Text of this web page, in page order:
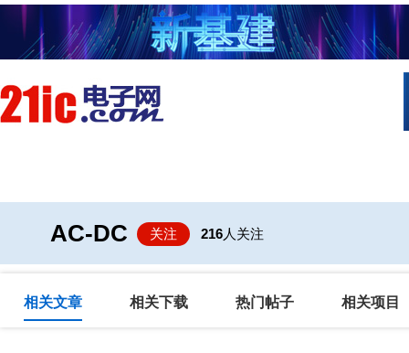
AC-DC 关注 216人关注
相关文章 相关下载 热门帖子 相关项目